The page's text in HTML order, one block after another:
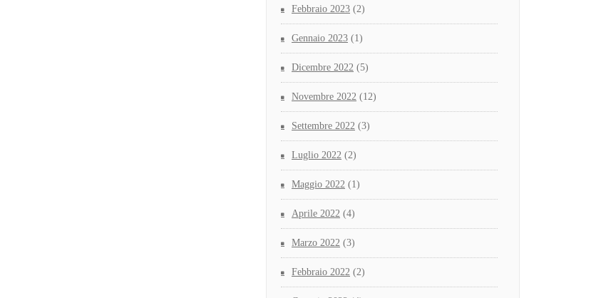
Febbraio 2023 (2)
Gennaio 2023 (1)
Dicembre 2022 (5)
Novembre 2022 (12)
Settembre 2022 (3)
Luglio 2022 (2)
Maggio 2022 (1)
Aprile 2022 (4)
Marzo 2022 (3)
Febbraio 2022 (2)